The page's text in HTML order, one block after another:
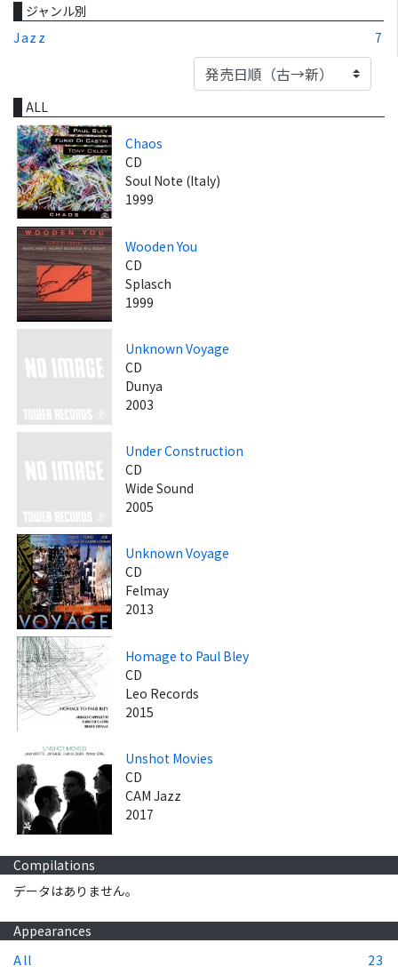
ジャンル別
Jazz
7
ALL
Chaos
CD
Soul Note (Italy)
1999
Wooden You
CD
Splasch
1999
Unknown Voyage
CD
Dunya
2003
Under Construction
CD
Wide Sound
2005
Unknown Voyage
CD
Felmay
2013
Homage to Paul Bley
CD
Leo Records
2015
Unshot Movies
CD
CAM Jazz
2017
Compilations
データはありません。
Appearances
All
23